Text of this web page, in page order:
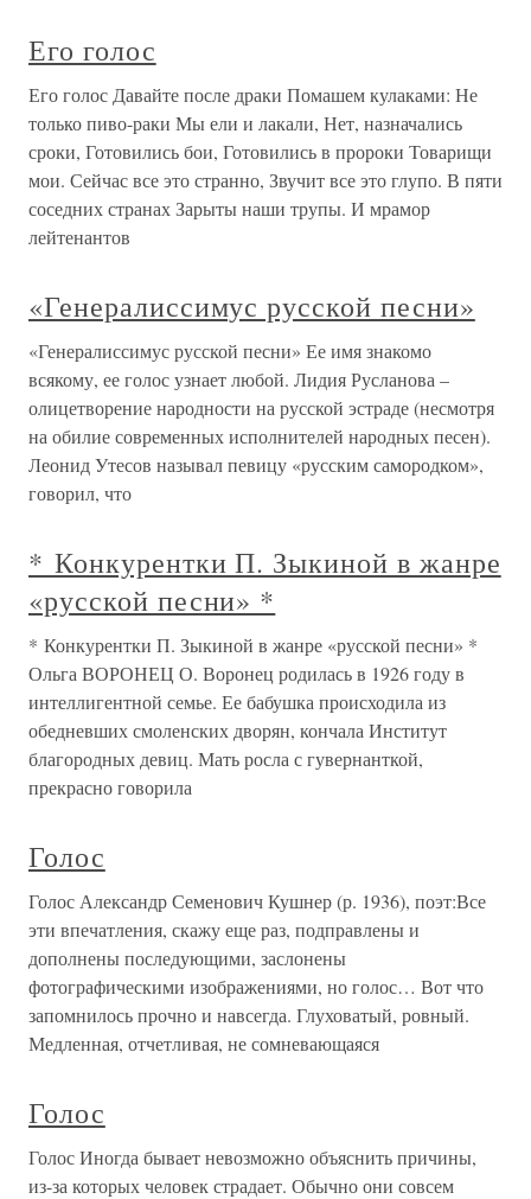
Его голос
Его голос Давайте после драки Помашем кулаками: Не
только пиво-раки Мы ели и лакали, Нет, назначались
сроки, Готовились бои, Готовились в пророки Товарищи
мои. Сейчас все это странно, Звучит все это глупо. В пяти
соседних странах Зарыты наши трупы. И мрамор
лейтенантов
«Генералиссимус русской песни»
«Генералиссимус русской песни» Ее имя знакомо
всякому, ее голос узнает любой. Лидия Русланова –
олицетворение народности на русской эстраде (несмотря
на обилие современных исполнителей народных песен).
Леонид Утесов называл певицу «русским самородком»,
говорил, что
* Конкурентки П. Зыкиной в жанре
«русской песни» *
* Конкурентки П. Зыкиной в жанре «русской песни» *
Ольга ВОРОНЕЦ О. Воронец родилась в 1926 году в
интеллигентной семье. Ее бабушка происходила из
обедневших смоленских дворян, кончала Институт
благородных девиц. Мать росла с гувернанткой,
прекрасно говорила
Голос
Голос Александр Семенович Кушнер (р. 1936), поэт:Все
эти впечатления, скажу еще раз, подправлены и
дополнены последующими, заслонены
фотографическими изображениями, но голос… Вот что
запомнилось прочно и навсегда. Глуховатый, ровный.
Медленная, отчетливая, не сомневающаяся
Голос
Голос Иногда бывает невозможно объяснить причины,
из-за которых человек страдает. Обычно они совсем